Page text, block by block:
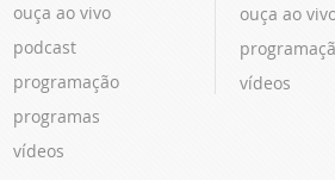
ouça ao vivo
podcast
programação
programas
vídeos
ouça ao
vídeos